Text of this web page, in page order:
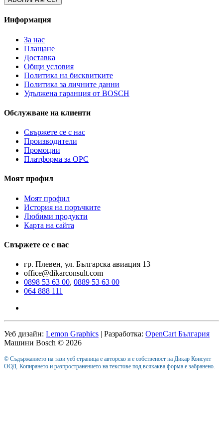
Информация
За нас
Плащане
Доставка
Общи условия
Политика на бисквитките
Политика за личните данни
Удължена гаранция от BOSCH
Обслужване на клиенти
Свържете се с нас
Производители
Промоции
Платформа за ОРС
Моят профил
Моят профил
История на поръчките
Любими продукти
Карта на сайта
Свържете се с нас
гр. Плевен, ул. Българска авиация 13
office@dikarconsult.com
0898 53 63 00, 0889 53 63 00
064 888 111
Уеб дизайн: Lemon Graphics | Разработка: OpenCart България
Машини Bosch © 2026
© Съдържанието на тази уеб страница е авторско и е собственост на Дикар Консулт
ООД. Копирането и разпространението на текстове под всякаква форма е забранено.